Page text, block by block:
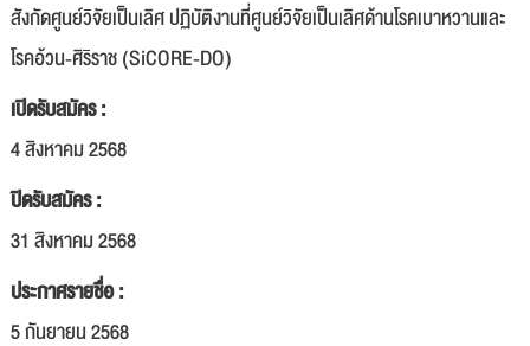
สังกัดศูนย์วิจัยเป็นเลิศ ปฏิบัติงานที่ศูนย์วิจัยเป็นเลิศด้านโรคเบาหวานและ
โรคอ้วน-ศิริราช (SiCORE-DO)
เปิดรับสมัคร :
4 สิงหาคม 2568
ปิดรับสมัคร :
31 สิงหาคม 2568
ประกาศรายชื่อ :
5 กันยายน 2568